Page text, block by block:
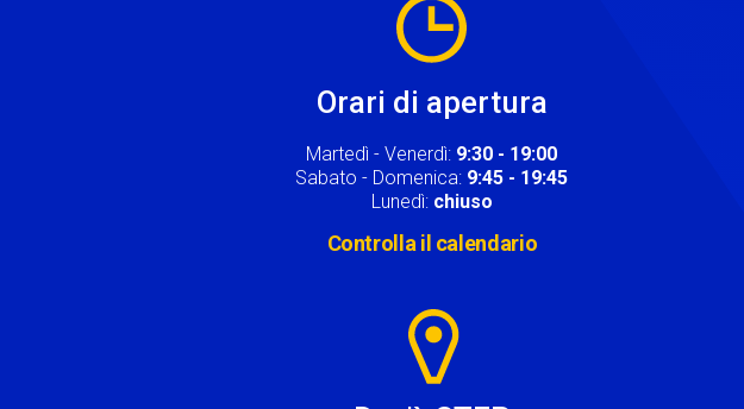
Orari di apertura
Martedì - Venerdì: 9:30 - 19:00
Sabato - Domenica: 9:45 - 19:45
Lunedì: chiuso
Controlla il calendario